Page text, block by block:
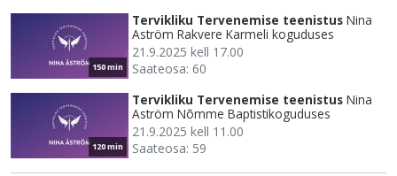
150 min
Tervikliku Tervenemise teenistus Nina
Aström Rakvere Karmeli koguduses
21.9.2025 kell 17.00
Saateosa: 60
120 min
Tervikliku Tervenemise teenistus Nina
Aström Nõmme Baptistikoguduses
21.9.2025 kell 11.00
Saateosa: 59